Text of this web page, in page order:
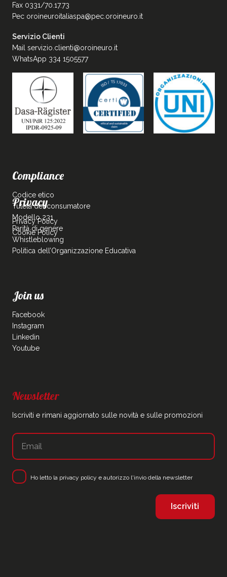
Fax 0331/70.17.73
Pec oroineuroitaliaspa@pec.oroineuro.it
Servizio Clienti
Mail servizio.clienti@oroineuro.it
WhatsApp 334 1505577
Compliance
Codice etico
Tutela del consumatore
Modello 231
Parità di genere
Whistleblowing
Politica dell’Organizzazione Educativa
Privacy
Privacy Policy
Cookie Policy
Join us
Facebook
Instagram
Linkedin
Youtube
Newsletter
Iscriviti e rimani aggiornato sulle novità e sulle promozioni
Ho letto la privacy policy e autorizzo l'invio della newsletter